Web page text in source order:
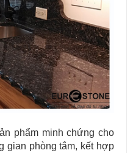
phẩm minh chứng cho
gian phòng tắm, kết hợp